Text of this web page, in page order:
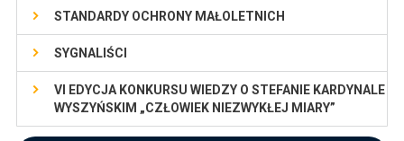
STANDARDY OCHRONY MAŁOLETNICH
SYGNALIŚCI
VI EDYCJA KONKURSU WIEDZY O STEFANIE KARDYNALE
WYSZYŃSKIM „CZŁOWIEK NIEZWYKŁEJ MIARY”